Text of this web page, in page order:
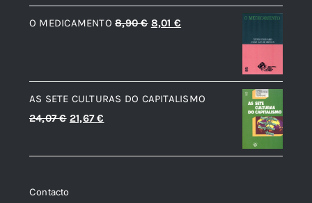
original
era:
atual
é:
O MEDICAMENTO 8,90€ O
era:
8,90 €.
8,01 €
é:
8,01 €.
AS SETE CULTURAS DO CAPITALISMO
24,07€ O
original
24,07 €.
21,67€
atual
Contacto